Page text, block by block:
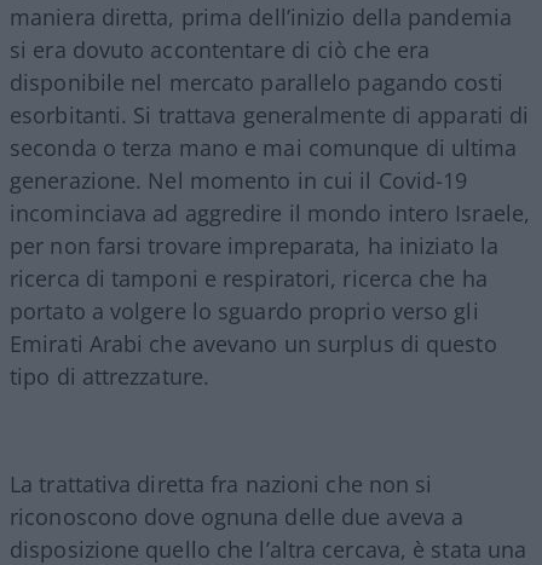
maniera diretta, prima dell’inizio della pandemia
si era dovuto accontentare di ciò che era
disponibile nel mercato parallelo pagando costi
esorbitanti. Si trattava generalmente di apparati di
seconda o terza mano e mai comunque di ultima
generazione. Nel momento in cui il Covid-19
incominciava ad aggredire il mondo intero Israele,
per non farsi trovare impreparata, ha iniziato la
ricerca di tamponi e respiratori, ricerca che ha
portato a volgere lo sguardo proprio verso gli
Emirati Arabi che avevano un surplus di questo
tipo di attrezzature.
La trattativa diretta fra nazioni che non si
riconoscono dove ognuna delle due aveva a
disposizione quello che l’altra cercava, è stata una